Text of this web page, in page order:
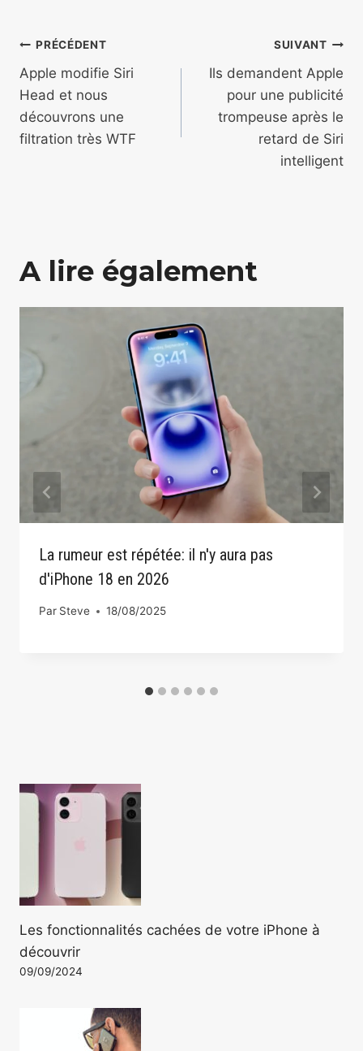
Navigation
de
l’article
PRÉCÉDENT
Apple modifie Siri
Head et nous
découvrons une
filtration très WTF
SUIVANT
Ils demandent Apple
pour une publicité
trompeuse après le
retard de Siri
intelligent
A lire également
La rumeur est répétée: il n'y aura pas
d'iPhone 18 en 2026
Par Steve 18/08/2025
Les fonctionnalités cachées de votre iPhone à
découvrir
09/09/2024